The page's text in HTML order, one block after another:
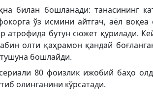
билан бошланади: танасининг
ўз исмини айтгач, аёл
бутун сюжет қурилади.
олти қаҳрамон қандай
бошлайди.
80 фоизлик ижобий баҳо
олинганини кўрсатади.